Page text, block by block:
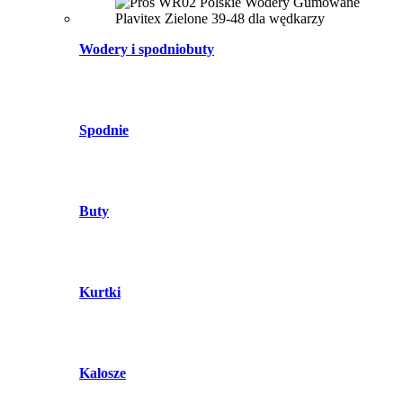
Wodery i spodniobuty
Spodnie
Buty
Kurtki
Kalosze